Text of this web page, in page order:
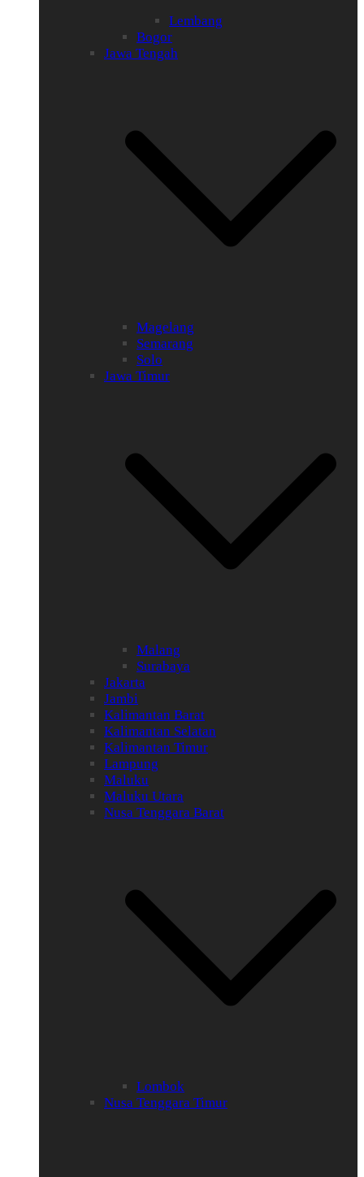
Lembang
Bogor
Jawa Tengah
Magelang
Semarang
Solo
Jawa Timur
Malang
Surabaya
Jakarta
Jambi
Kalimantan Barat
Kalimantan Selatan
Kalimantan Timur
Lampung
Maluku
Maluku Utara
Nusa Tenggara Barat
Lombok
Nusa Tenggara Timur